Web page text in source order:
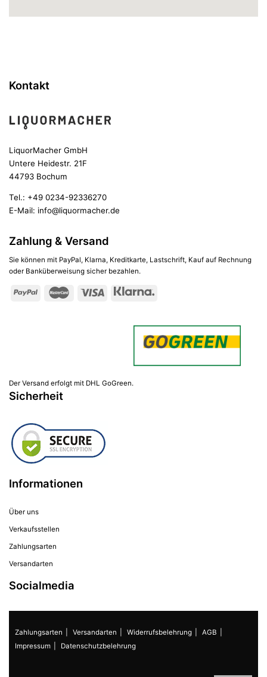
Kontakt
LiquorMacher GmbH
Untere Heidestr. 21F
44793 Bochum
Tel.: +49 0234-92336270
E-Mail: info@liquormacher.de
Zahlung & Versand
Sie können mit PayPal, Klarna, Kreditkarte, Lastschrift, Kauf auf Rechnung
oder Banküberweisung sicher bezahlen.
Der Versand erfolgt mit DHL GoGreen.
Sicherheit
Informationen
Über uns
Verkaufsstellen
Zahlungsarten
Versandarten
Socialmedia
Zahlungsarten Versandarten Widerrufsbelehrung
AGB
Impressum
Datenschutzbelehrung